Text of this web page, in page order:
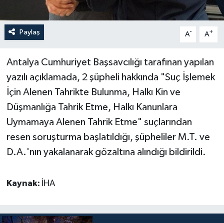
Paylaş A- A+
Antalya Cumhuriyet Başsavcılığı tarafınan yapılan
yazılı açıklamada, 2 şüpheli hakkında "Suç İşlemek
İçin Alenen Tahrikte Bulunma, Halkı Kin ve
Düşmanlığa Tahrik Etme, Halkı Kanunlara
Uymamaya Alenen Tahrik Etme" suçlarından
resen soruşturma başlatıldığı, şüpheliler M.T. ve
D.A.'nın yakalanarak gözaltına alındığı bildirildi.
Kaynak: İHA
Öğle Bülteni
Siyaset
Sosyal medya
Spor
Yaşam